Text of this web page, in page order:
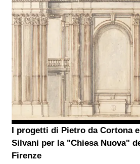
I progetti di Pietro da Cortona
Silvani per la "Chiesa Nuova"
Firenze